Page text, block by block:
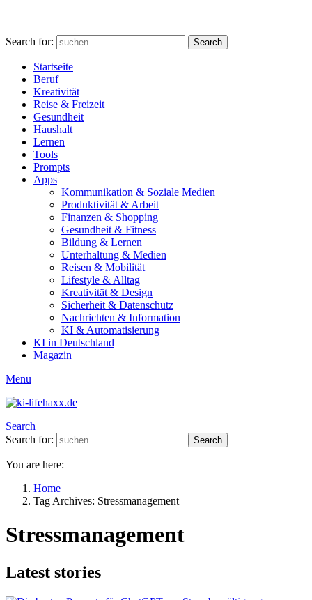
Search for: Search
Startseite
Beruf
Kreativität
Reise & Freizeit
Gesundheit
Haushalt
Lernen
Tools
Prompts
Apps
Kommunikation & Soziale Medien
Produktivität & Arbeit
Finanzen & Shopping
Gesundheit & Fitness
Bildung & Lernen
Unterhaltung & Medien
Reisen & Mobilität
Lifestyle & Alltag
Kreativität & Design
Sicherheit & Datenschutz
Nachrichten & Information
KI & Automatisierung
KI in Deutschland
Magazin
Menu
Search
Search for:
Search
You are here:
Home
Tag Archives: Stressmanagement
Stressmanagement
Latest stories